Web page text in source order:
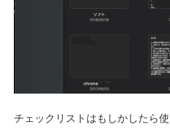
チェックリストはもしかしたら